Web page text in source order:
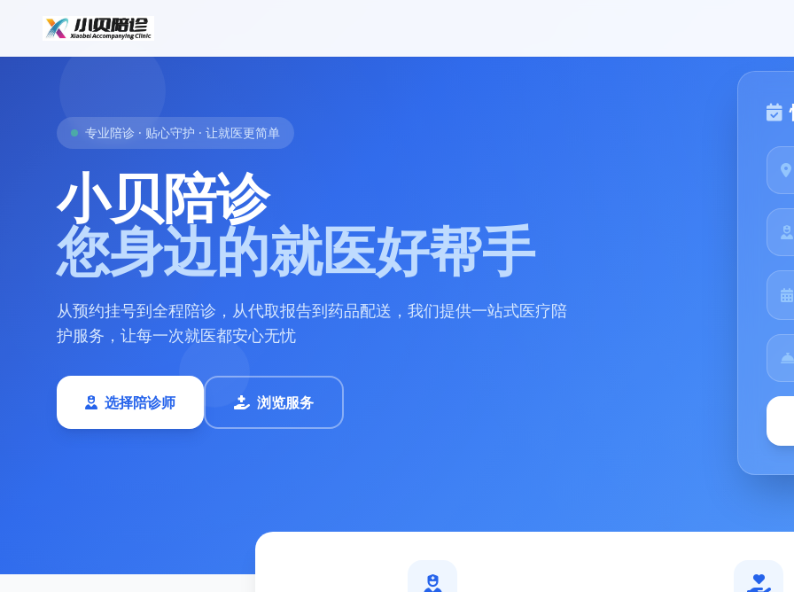
专业陪诊 · 贴心守护 · 让就医更简单
小贝陪诊
您身边的就医好帮手
从预约挂号到全程陪诊，从代取报告到药品配送，我们提供一站式医疗陪
护服务，让每一次就医都安心无忧
选择陪诊师 浏览服务